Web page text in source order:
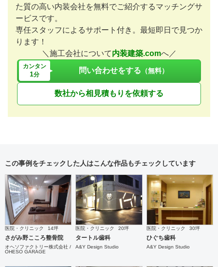
た質の高い内装会社を無料でご紹介するマッチングサ
ービスです。
専任スタッフによるサポート付き。最短即日で見つか
ります！
＼施工会社について内装建築.comへ／
カンタン
1分 問い合わせをする （無料）
数社から相見積もりを依頼する
この事例をチェックした人はこんな作品もチェックしています
医院・クリニック 14坪
さがみ野こころ整骨院
オヘソファクトリー株式会社 /
OHESO GARAGE
医院・クリニック 20坪
タートル歯科
A&Y Design Studio
医院・クリニック 30坪
ひぐち歯科
A&Y Design Studio